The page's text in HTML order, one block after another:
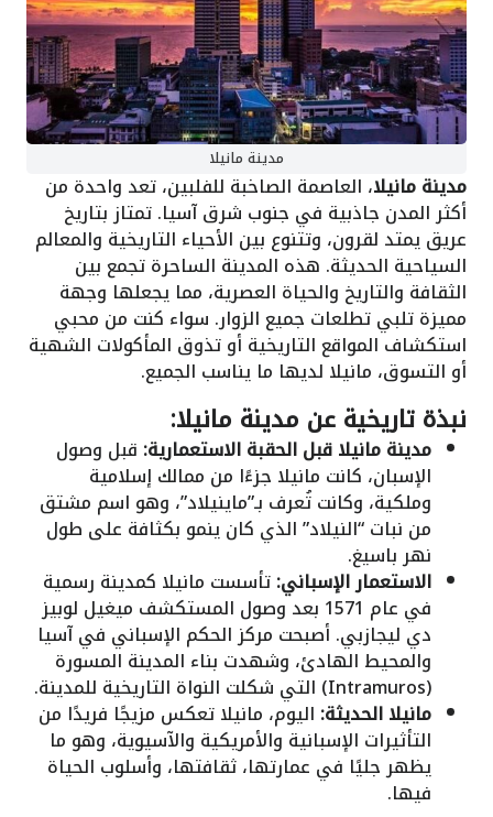
مدينة مانيلا
مدينة مانيلا، العاصمة الصاخبة للفلبين، تعد واحدة من
أكثر المدن جاذبية في جنوب شرق آسيا. تمتاز بتاريخ
عريق يمتد لقرون، وتتنوع بين الأحياء التاريخية والمعالم
السياحية الحديثة. هذه المدينة الساحرة تجمع بين
الثقافة والتاريخ والحياة العصرية، مما يجعلها وجهة
مميزة تلبي تطلعات جميع الزوار. سواء كنت من محبي
استكشاف المواقع التاريخية أو تذوق المأكولات الشهية
أو التسوق، مانيلا لديها ما يناسب الجميع.
نبذة تاريخية عن مدينة مانيلا:
مدينة مانيلا قبل الحقبة الاستعمارية: قبل وصول
الإسبان، كانت مانيلا جزءًا من ممالك إسلامية
وملكية، وكانت تُعرف بـ”ماينيلاد”، وهو اسم مشتق
من نبات “النيلاد” الذي كان ينمو بكثافة على طول
نهر باسيغ.
الاستعمار الإسباني:تأسست مانيلا كمدينة رسمية
في عام 1571 بعد وصول المستكشف ميغيل لوبيز
دي ليجازبي. أصبحت مركز الحكم الإسباني في آسيا
والمحيط الهادئ، وشهدت بناء المدينة المسورة
(Intramuros) التي شكلت النواة التاريخية للمدينة.
مانيلا الحديثة: اليوم، مانيلا تعكس مزيجًا فريدًا من
التأثيرات الإسبانية والأمريكية والآسيوية، وهو ما
يظهر جليًا في عمارتها، ثقافتها، وأسلوب الحياة
فيها.